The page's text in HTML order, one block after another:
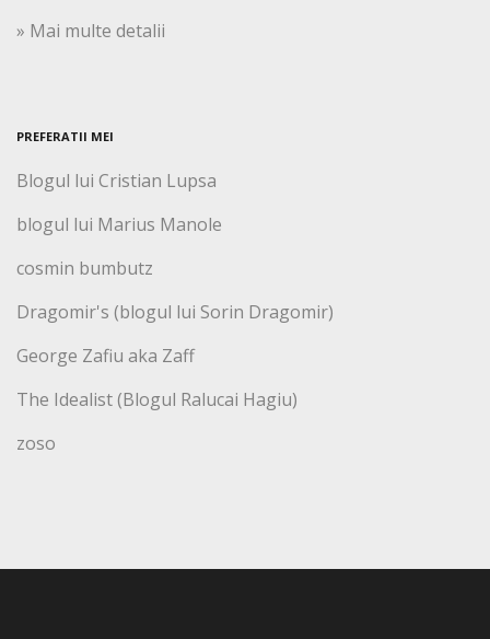
» Mai multe detalii
PREFERATII MEI
Blogul lui Cristian Lupsa
blogul lui Marius Manole
cosmin bumbutz
Dragomir's (blogul lui Sorin Dragomir)
George Zafiu aka Zaff
The Idealist (Blogul Ralucai Hagiu)
zoso